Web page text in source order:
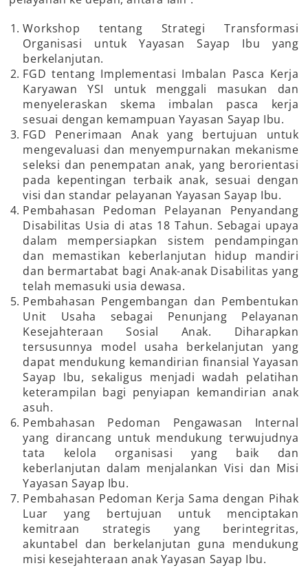
Workshop tentang Strategi Transformasi
Organisasi untuk Yayasan Sayap Ibu yang
berkelanjutan.
FGD tentang Implementasi Imbalan Pasca Kerja
Karyawan YSI untuk menggali masukan dan
menyeleraskan skema imbalan pasca kerja
sesuai dengan kemampuan Yayasan Sayap Ibu.
FGD Penerimaan Anak yang bertujuan untuk
mengevaluasi dan menyempurnakan mekanisme
seleksi dan penempatan anak, yang berorientasi
pada kepentingan terbaik anak, sesuai dengan
visi dan standar pelayanan Yayasan Sayap Ibu.
Pembahasan Pedoman Pelayanan Penyandang
Disabilitas Usia di atas 18 Tahun. Sebagai upaya
dalam mempersiapkan sistem pendampingan
dan memastikan keberlanjutan hidup mandiri
dan bermartabat bagi Anak-anak Disabilitas yang
telah memasuki usia dewasa.
Pembahasan Pengembangan dan Pembentukan
Unit Usaha sebagai Penunjang Pelayanan
Kesejahteraan Sosial Anak. Diharapkan
tersusunnya model usaha berkelanjutan yang
dapat mendukung kemandirian finansial Yayasan
Sayap Ibu, sekaligus menjadi wadah pelatihan
keterampilan bagi penyiapan kemandirian anak
asuh.
Pembahasan Pedoman Pengawasan Internal
yang dirancang untuk mendukung terwujudnya
tata kelola organisasi yang baik dan
keberlanjutan dalam menjalankan Visi dan Misi
Yayasan Sayap Ibu.
Pembahasan Pedoman Kerja Sama dengan Pihak
Luar yang bertujuan untuk menciptakan
kemitraan strategis yang berintegritas,
akuntabel dan berkelanjutan guna mendukung
misi kesejahteraan anak Yayasan Sayap Ibu.